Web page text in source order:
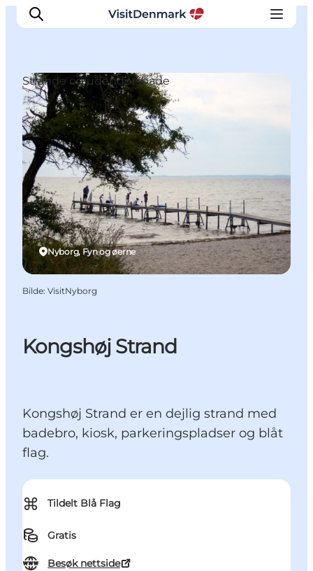
Inspirasjon
Reisemål
Aktiviteter
Overnatting
Planlegg reisen
Kongshøj Strand
Kongshøj Strand er en dejlig strand med
badebro, kiosk, parkeringspladser og blåt
flag.
⌘ Tildelt Blå Flag
Gratis
Besøk nettside
Nyborg, Fyn og øerne
Strande og udendørsbade
Bilde: VisitNyborg